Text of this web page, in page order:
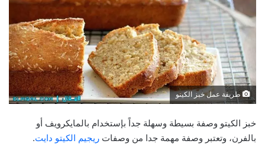
طريقة عمل خبز الكيتو
خبز الكيتو وصفة بسيطة وسهلة جداً بإستخدام بالمايكرويف أو
بالفرن، وتعتبر وصفة مهمة جدا من وصفات ريجيم الكيتو دايت.